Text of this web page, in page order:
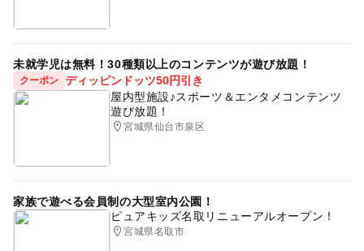
未就学児は無料！30種類以上のコンテンツが遊び放題！
クーポン ディッピンドッツ50円引き
屋内型施設♪スポーツ＆エンタメコンテンツ
遊び放題！
宮城県仙台市泉区
家族で遊べる会員制の大型室内公園！
ピュアキッズ名取リニューアルオープン！
宮城県名取市